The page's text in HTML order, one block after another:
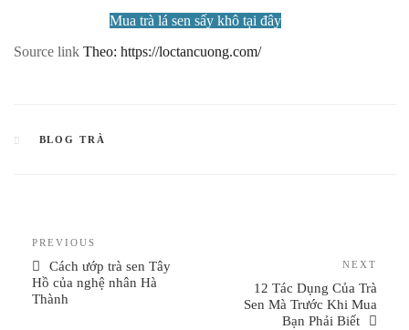
Mua trà lá sen sấy khô tại đây
Source link Theo: https://loctancuong.com/
CATEGORIES
BLOG TRÀ
hướng
bài
viết
Previous
Post
PREVIOUS
Cách ướp trà sen Tây
Hồ của nghệ nhân Hà
Thành
NEXT
12 Tác Dụng Của Trà
Sen Mà Trước Khi Mua
Bạn Phải Biết